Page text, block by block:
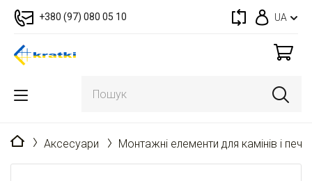
+380 (97) 080 05 10 UA
Головна
Аксесуари Монтажні елементи для камінів і